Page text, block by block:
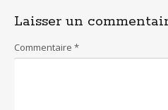
Laisser un
Commentaire *